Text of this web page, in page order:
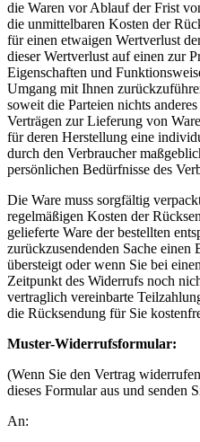
die Waren vor Ablauf der Frist
die unmittelbaren Kosten der
für einen etwaigen Wertverlust
dieser Wertverlust auf einen zur
Eigenschaften und
Umgang mit Ihnen
soweit die Parteien nichts
Verträgen zur Lieferung von
für deren Herstellung eine
durch den Verbraucher
persönlichen Bedürfnisse des
Die Ware muss sorgfältig
regelmäßigen Kosten der
gelieferte Ware der bestellten
zurückzusendenden Sache
übersteigt oder wenn Sie bei
Zeitpunkt des Widerrufs noch
vertraglich vereinbarte
die Rücksendung für Sie
Muster-Widerrufsformular:
(Wenn Sie den Vertrag
dieses Formular aus und senden
An: